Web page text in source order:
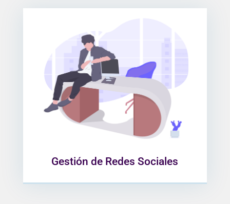
Gestión de Redes Sociales
Creamos campañas
comunicacionales eficientes y
atractivas, incluimos presentación y
organización mensual, creación de
contenidos gráficos semanales y
administración.